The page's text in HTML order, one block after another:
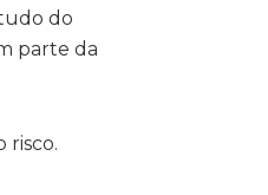
do
parte da
risco.